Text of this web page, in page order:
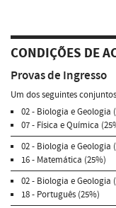
CONDIÇÕES DE
Provas de Ingresso
Um dos seguintes
02 - Biologia e Geologia
07 - Física e Química
02 - Biologia e Geologia
16 - Matemática (25%)
02 - Biologia e Geologia
18 - Português (25%)